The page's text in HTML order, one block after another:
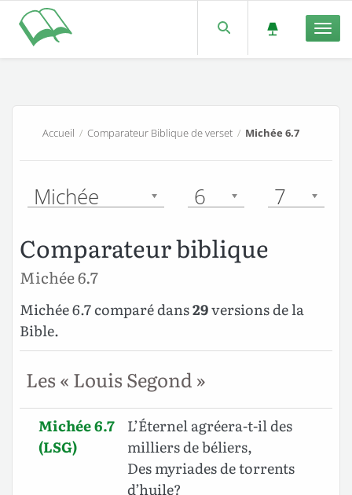
Accueil / Comparateur Biblique de verset/ Michée 6.7
Michée 6 7
Comparateur biblique
Michée 6.7
Michée 6.7 comparé dans29versions de la
Bible.
Les « Louis Segond »
Michée 6.7
(LSG)
L’Éternel agréera-t-il des
milliers de béliers,
Des myriades de torrents
d’huile?